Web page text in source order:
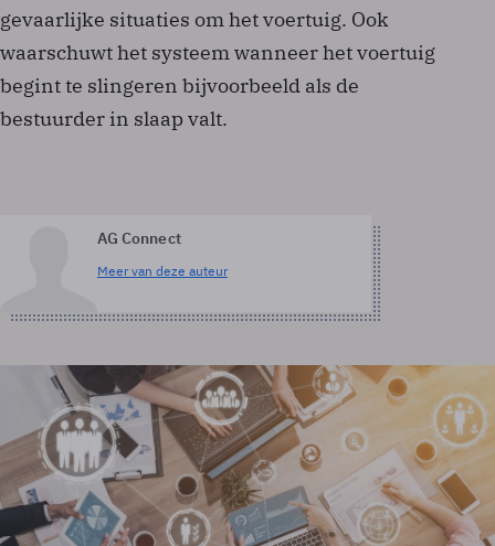
gevaarlijke situaties om het voertuig. Ook
waarschuwt het systeem wanneer het voertuig
begint te slingeren bijvoorbeeld als de
bestuurder in slaap valt.
AG Connect
Meer van deze auteur